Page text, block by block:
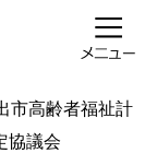
市高齢者福祉計
協議会